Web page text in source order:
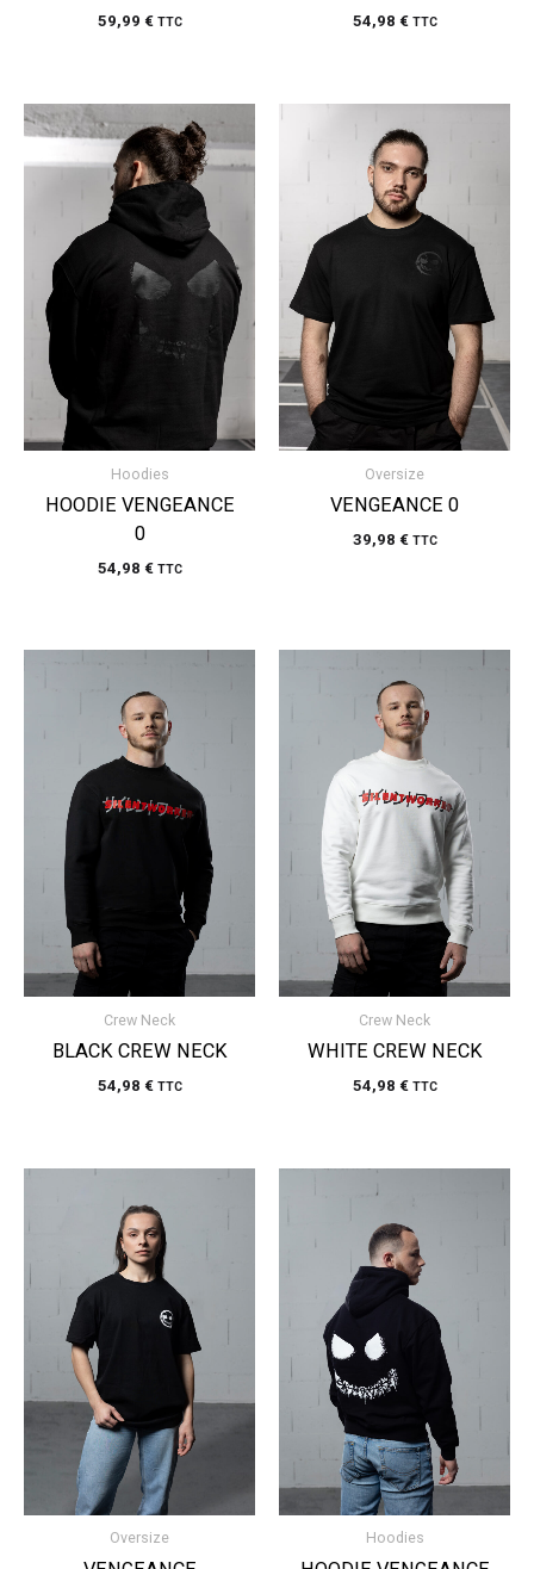
59,99 € TTC 54,98 € TTC
Hoodies
HOODIE VENGEANCE
0
54,98 € TTC
Oversize
VENGEANCE 0
39,98 € TTC
Crew Neck
BLACK CREW NECK
54,98 € TTC
Crew Neck
WHITE CREW NECK
54,98 € TTC
Oversize Hoodies